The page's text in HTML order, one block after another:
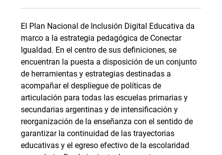
El Plan Nacional de Inclusión Digital Educativa da
marco a la estrategia pedagógica de Conectar
Igualdad. En el centro de sus definiciones, se
encuentran la puesta a disposición de un conjunto
de herramientas y estrategias destinadas a
acompañar el despliegue de políticas de
articulación para todas las escuelas primarias y
secundarias argentinas y de intensificación y
reorganización de la enseñanza con el sentido de
garantizar la continuidad de las trayectorias
educativas y el egreso efectivo de la escolaridad